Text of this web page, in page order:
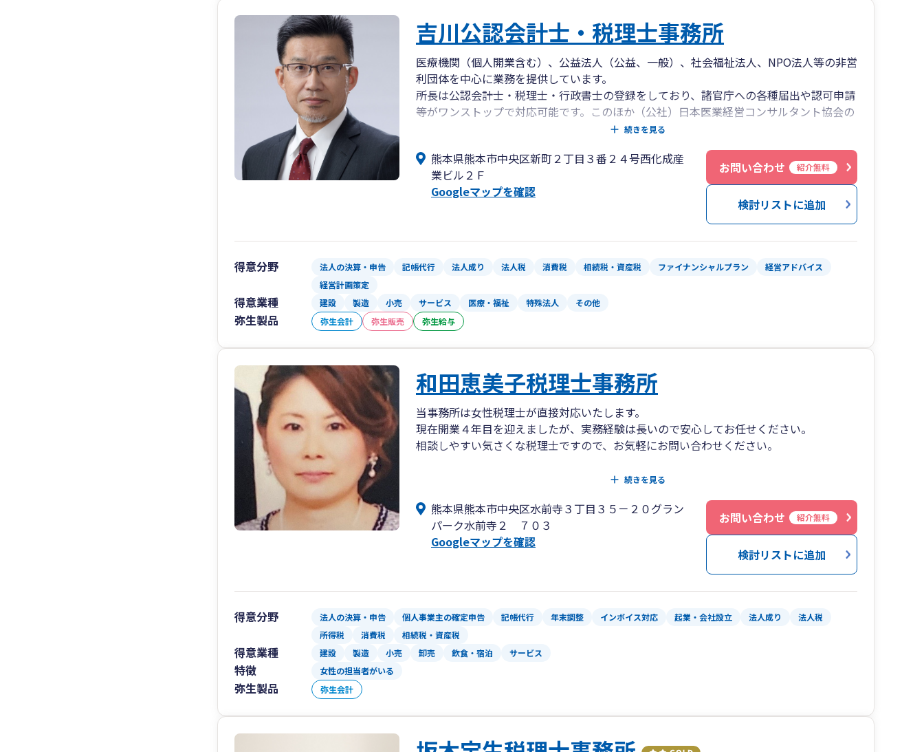
ブログのテーマは「実際にお客様や、知人に受けた質問に回答したもの」がほとんどで
す。
吉川公認会計士・税理士事務所
医療機関（個人開業含む）、公益法人（公益、一般）、社会福祉法人、NPO法人等の非営
利団体を中心に業務を提供しています。
所長は公認会計士・税理士・行政書士の登録をしており、諸官庁への各種届出や認可申請
等がワンストップで対応可能です。このほか（公社）日本医業経営コンサルタント協会の
認定登録医業経営コンサルタントの資格を有しており、専門性の高い業務提供を行ってい
また、弁護士、司法書士、社会保険労務士、不動産鑑定士等、他の専門士業との連携によ
り、お客様にとって最善の選択を可能とするサービスを提供しております。
続きを見る
熊本県熊本市中央区新町２丁目３番２４号西化成産
業ビル２Ｆ
Googleマップを確認
お問い合わせ 紹介無料
検討リストに追加
得意分野 法人の決算・申告 記帳代行 法人成り 法人税 消費税 相続税・資産税 ファイナンシャルプラン
経営アドバイス
経営計画策定
得意業種 建設 製造 小売 サービス 医療・福祉 特殊法人 その他
弥生製品 弥生会計 弥生販売 弥生給与
和田恵美子税理士事務所
当事務所は女性税理士が直接対応いたします。
現在開業４年目を迎えましたが、実務経験は長いので安心してお任せください。
相談しやすい気さくな税理士ですので、お気軽にお問い合わせください。
税理士変更したいとお考えの法人・個人事業主の方、会社設立したばかり・事業をはじめ
告、相続税対策をしたい方、事業承継をお考えの方・・・ぜひ当事務所にご連絡くださ
い！
続きを見る
熊本県熊本市中央区水前寺３丁目３５－２０グラン
パーク水前寺２ ７０３
Googleマップを確認
お問い合わせ 紹介無料
検討リストに追加
得意分野 法人の決算・申告 個人事業主の確定申告 記帳代行 年末調整 インボイス対応 起業・会社設立 法人成り
法人税
所得税
消費税 相続税・資産税
得意業種 建設 製造 小売 卸売 飲食・宿泊 サービス
特徴 女性の担当者がいる
弥生製品 弥生会計